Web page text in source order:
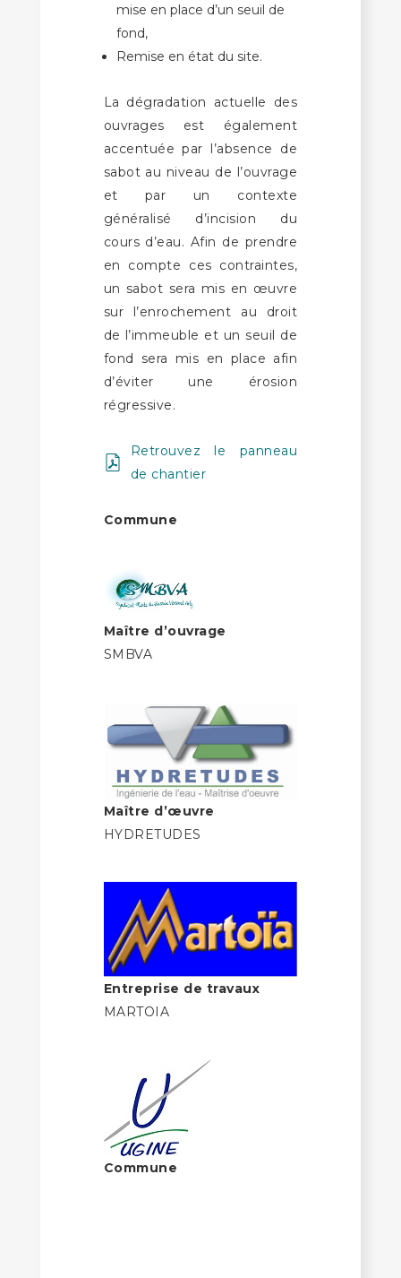
mise en place d’un seuil de
fond,
Remise en état du site.
La dégradation actuelle des
ouvrages est également
accentuée par l’absence de
sabot au niveau de l’ouvrage
et par un contexte
généralisé d’incision du
cours d’eau. Afin de prendre
en compte ces contraintes,
un sabot sera mis en œuvre
sur l’enrochement au droit
de l’immeuble et un seuil de
fond sera mis en place afin
d’éviter une érosion
régressive.
Retrouvez le panneau
de chantier
Commune
Maître d’ouvrage
SMBVA
Maître d’œuvre
HYDRETUDES
Entreprise de travaux
MARTOIA
Commune